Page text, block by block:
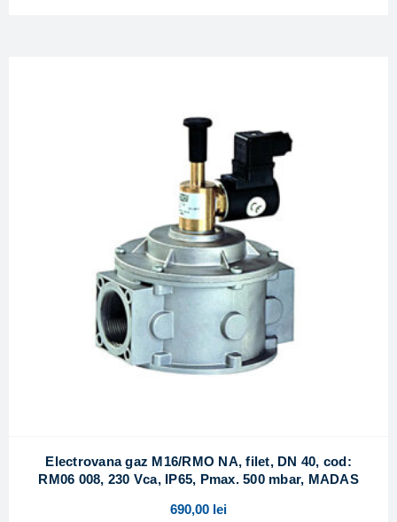
Electrovana gaz M16/RMO NA, filet, DN 40, cod:
RM06 008, 230 Vca, IP65, Pmax. 500 mbar, MADAS
690,00 lei